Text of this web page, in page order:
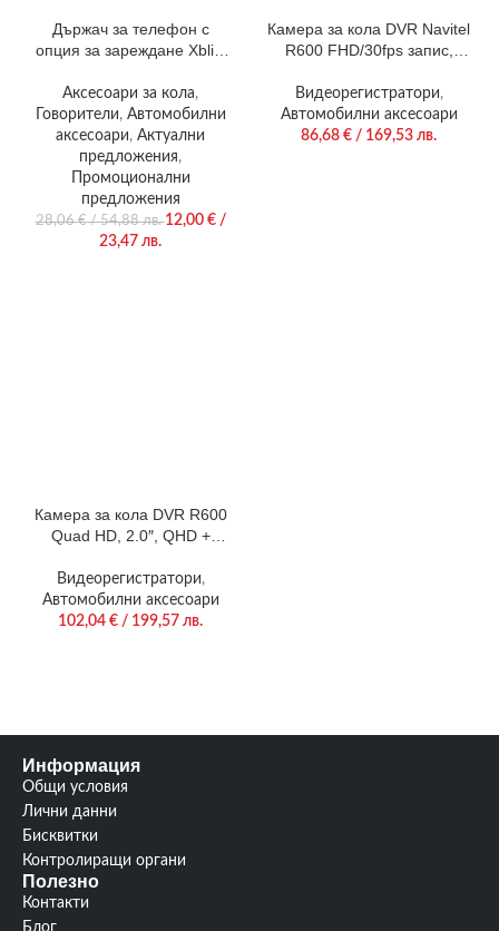
Държач за телефон с
опция за зареждане Xblitz
Аксесоари за кола,
Говорители, Автомобилни
аксесоари, Актуални
предложения,
Промоционални
предложения
28,06€/ 54,88 лв.12,00 €/
23,47 лв.
Камера за кола DVR Navitel
R600 FHD/30fps запис,
градуса
Видеорегистратори,
Автомобилни аксесоари
86,68 € / 169,53 лв.
Камера за кола DVR R600
Quad HD, 2.0″, QHD +
градуса, G-Сензор, Аuto-
start, слот за microSD до
64GB
Видеорегистратори,
Автомобилни аксесоари
102,04 € / 199,57 лв.
Информация
Общи условия
Лични данни
Бисквитки
Контролиращи органи
Полезно
Контакти
Блог